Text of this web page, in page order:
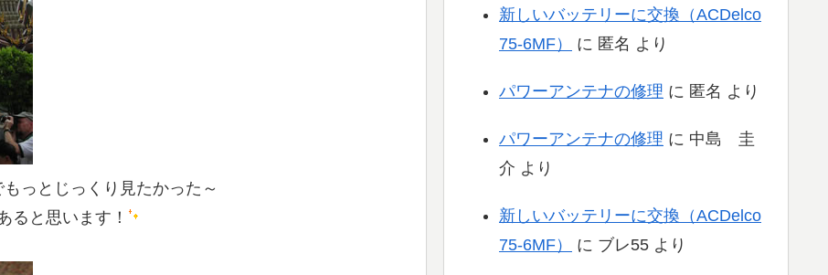
っとじっくり見たかった～
ると思います！
新しいバッテリーに交換（ACDelco
75-6MF）
に 匿名 より
パワーアンテナの修理 に 匿名 より
パワーアンテナの修理 に 中島 圭
介 より
新しいバッテリーに交換（ACDelco
75-6MF）
に ブレ55 より